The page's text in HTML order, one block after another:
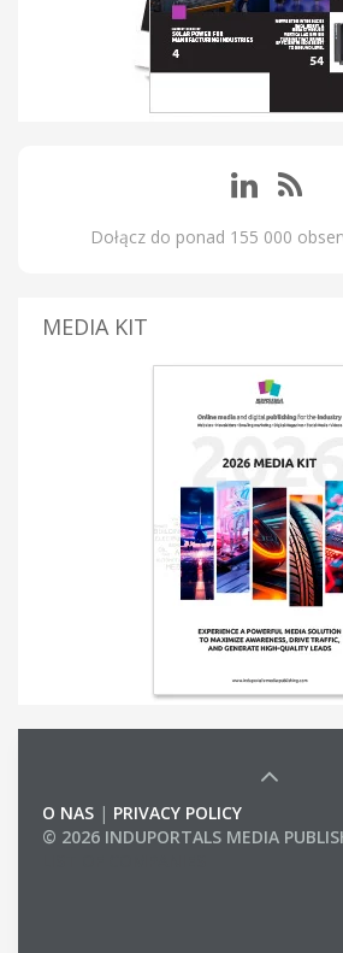
Dołącz do ponad 155 000
MEDIA KIT
O NAS | PRIVACY POLICY
© 2026 INDUPORTALS MEDIA